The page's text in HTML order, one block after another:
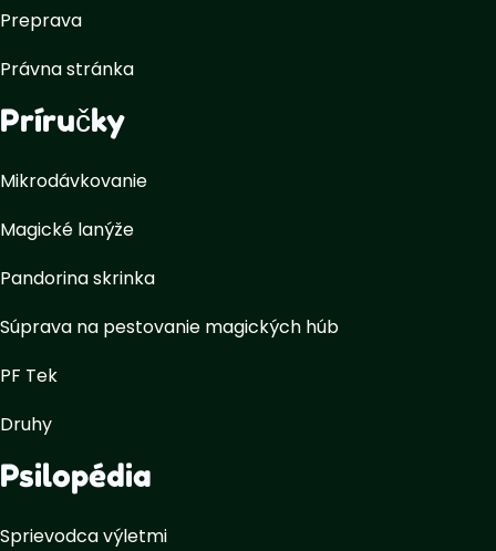
Preprava
Právna stránka
Príručky
Mikrodávkovanie
Magické lanýže
Pandorina skrinka
Súprava na pestovanie magických húb
PF Tek
Druhy
Psilopédia
Sprievodca výletmi